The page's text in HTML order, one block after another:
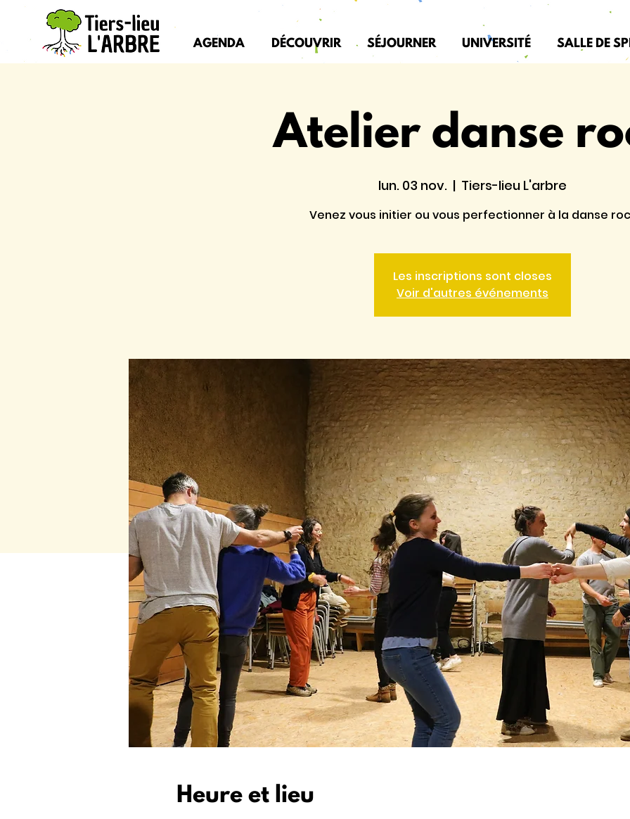
AGENDA DÉCOUVRIR SÉJOURNER UNIVERSITÉ SALLE DE
Atelier danse
lun. 03 nov.
  |
Tiers-lieu L'arbre
Venez vous initier ou vous perfectionner à la danse
Les inscriptions sont closes
Voir d'autres événements
Heure et lieu